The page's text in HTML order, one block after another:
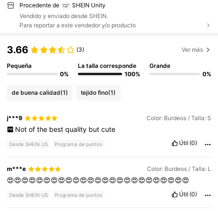
Procedente de
SHEIN Unity
Vendido y enviado desde SHEIN.
Para reportar a este vendedor y/o producto
3.66 (3) Ver más
Pequeña
0%
La talla corresponde
100%
Grande
0%
de buena calidad(1) tejido fino(1)
j***9 Color: Burdeos / Talla: S
Not of the best quality but cute
Desde SHEIN US Programa de puntos Útil (0)
m***e Color: Burdeos / Talla: L
😍😍😍😍😍😍😍😍😍😍😍😍😍😍😍😍😍😍😍😍😍😍😍😍😍
Desde SHEIN US Programa de puntos Útil (0)